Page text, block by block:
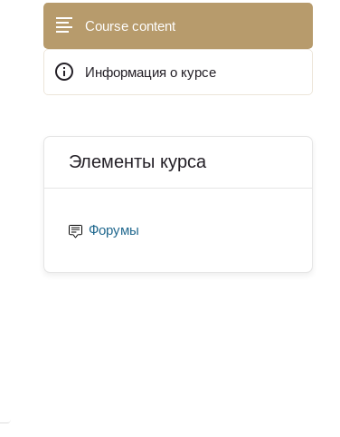
Course content
Информация о курсе
Блоки
Элементы курса
Форумы